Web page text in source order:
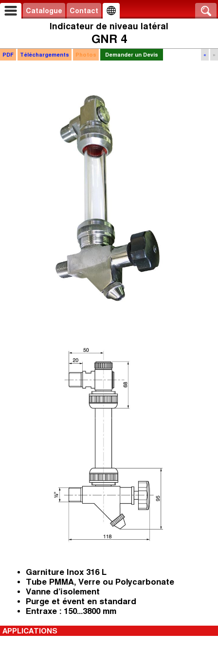
Catalogue Contact
Indicateur de niveau latéral
GNR 4
« »
PDF Téléchargements Photos Demander un Devis
Garniture Inox 316 L
Tube PMMA, Verre ou Polycarbonate
Vanne d’isolement
Purge et évent en standard
Entraxe : 150...3800 mm
APPLICATIONS